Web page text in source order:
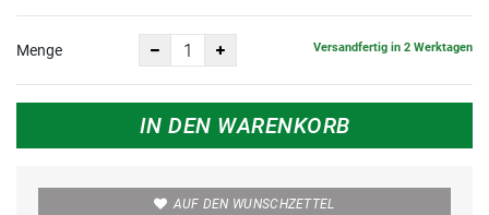
Menge Versandfertig in 2 Werktagen
IN DEN WARENKORB
AUF DEN WUNSCHZETTEL